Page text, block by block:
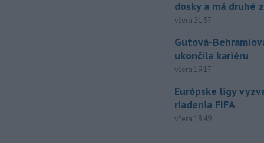
dosky a má druhé
včera 21:37
Gutová-
ukončila kariéru
včera 19:17
Európske ligy
riadenia FIFA
včera 18:49